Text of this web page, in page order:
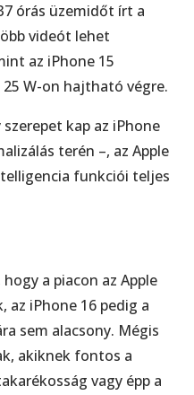
órás üzemidőt írt a
videót lehet
az iPhone 15
W-on hajtható végre.
kap az iPhone
terén –, az Apple
funkciói teljes
a piacon az Apple
az iPhone 16 pedig a
sem alacsony. Mégis
akiknek fontos a
vagy épp a